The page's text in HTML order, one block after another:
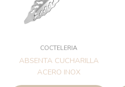
COCTELERIA
ABSENTA CUCHARILLA
ACERO INOX